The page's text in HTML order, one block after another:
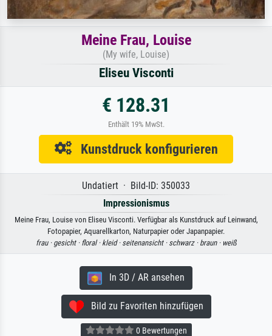
Meine Frau, Louise
(My wife, Louise)
Eliseu Visconti
€ 128.31
Enthält 19% MwSt.
Kunstdruck konfigurieren
Undatiert · Bild-ID: 350033
Impressionismus
Meine Frau, Louise von Eliseu Visconti. Verfügbar als Kunstdruck auf Leinwand,
Fotopapier, Aquarellkarton, Naturpapier oder Japanpapier.
frau · gesicht · floral · kleid · seitenansicht · schwarz · braun · weiß
In 3D / AR ansehen
Bild zu Favoriten hinzufügen
0 Bewertungen